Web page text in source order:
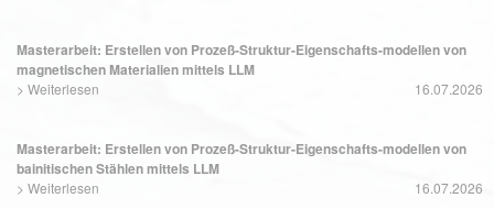
Masterarbeit: Erstellen von Prozeß-Struktur-Eigenschafts-modellen von
magnetischen Materialien mittels LLM
> Weiterlesen 16.07.2026
Masterarbeit: Erstellen von Prozeß-Struktur-Eigenschafts-modellen von
bainitischen Stählen mittels LLM
> Weiterlesen 16.07.2026